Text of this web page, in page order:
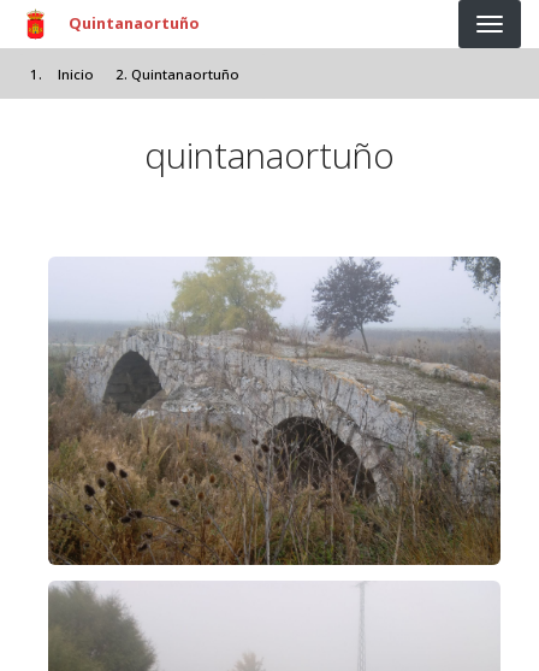
Pasar al contenido principal
Quintanaortuño
Inicio Quintanaortuño
quintanaortuño